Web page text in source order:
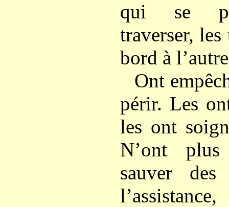
qui se
traverser,
bord à
Ont
périr. Les
les ont
N’ont
sauver